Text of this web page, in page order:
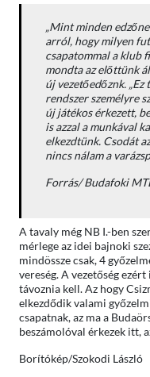
„Mint minden
arról, hogy milyen
csapatommal a klub
mondta az előttünk
új vezetőedőznk. „Ez
rendszer személyre
új játékos érkezett,
is azzal a munkával
elkezdtünk. Csodát
nincs nálam a
Forrás/ Budafoki
A tavaly még NB I.-ben
mérlege az idei bajnoki
mindössze csak, 4
vereség. A vezetőség
távoznia kell. Az hogy
elkezdődik valami
csapatnak, az ma a
beszámolóval érkezek itt,
Borítókép/Szokodi László